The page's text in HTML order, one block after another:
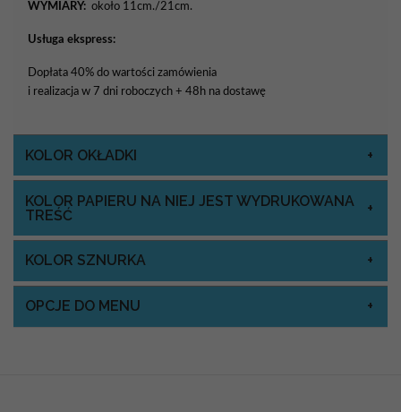
WYMIARY: około 11cm./21cm.
Usługa ekspress:
Dopłata 40% do wartości zamówienia
i realizacja w 7 dni roboczych + 48h na dostawę
KOLOR OKŁADKI
KOLOR PAPIERU NA NIEJ JEST WYDRUKOWANA
TREŚĆ
KOLOR SZNURKA
OPCJE DO MENU